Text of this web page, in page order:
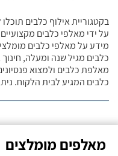
בקטגוריית אילוף כלבים
על ידי מאלפי כלבים
מידע על מאלפי כלבים
כלבים מגיל שנה ומעלה, חינוך
מאלפת כלבים ולמצוא
כלבים המגיע לבית הלקוח.
מאלפים מומלצים